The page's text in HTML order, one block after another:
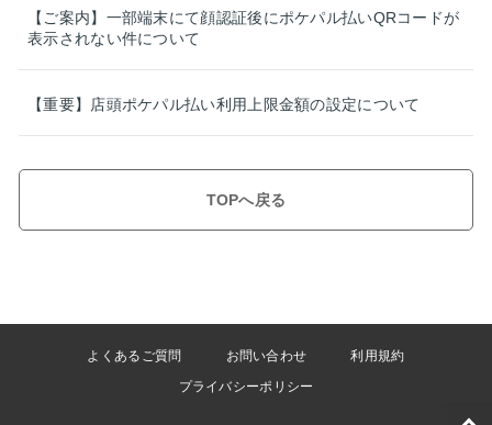
【ご案内】一部端末にて顔認証後にポケパル払いQRコードが
表示されない件について
【重要】店頭ポケパル払い利用上限金額の設定について
TOPへ戻る
よくあるご質問 お問い合わせ
利用規約
プライバシーポリシー